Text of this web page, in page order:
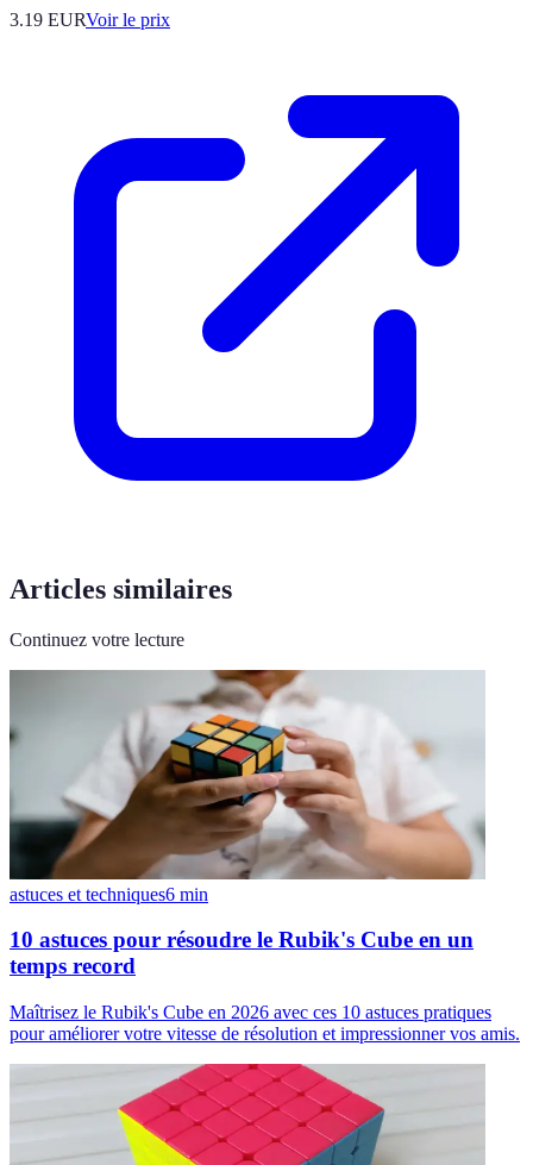
3.19 EURVoir le prix
Articles similaires
Continuez votre lecture
astuces et techniques6 min
10 astuces pour résoudre le Rubik's Cube en un
temps record
Maîtrisez le Rubik's Cube en 2026 avec ces 10 astuces pratiques
pour améliorer votre vitesse de résolution et impressionner vos amis.